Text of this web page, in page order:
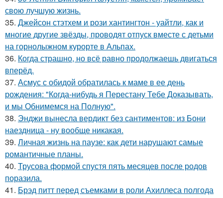
свою лучшую жизнь.
35. Джейсон стэтхем и рози хантингтон - уайтли, как и
многие другие звёзды, проводят отпуск вместе с детьми
на горнолыжном курорте в Альпах.
36. Когда страшно, но всё равно продолжаешь двигаться
вперёд.
37. Асмус с обидой обратилась к маме в ее день
рождения: "Когда-нибудь я Перестану Тебе Доказывать,
и мы Обнимемся на Полную".
38. Энджи вынесла вердикт без сантиментов: из Бони
наездница - ну вообще никакая.
39. Личная жизнь на паузе: как дети нарушают самые
романтичные планы.
40. Трусова формой спустя пять месяцев после родов
поразила.
41. Брэд питт перед съемками в роли Ахиллеса полгода